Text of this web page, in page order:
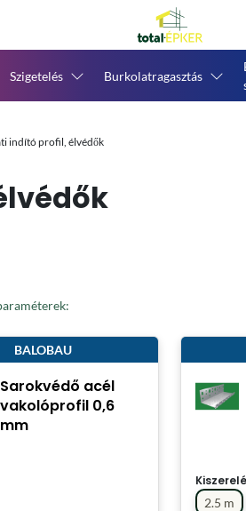
Szigetelés Burkolatragasztás
indító profil, élvédők
BALOBAU
Sarokvédő acél
vakolóprofil 0,6
mm
2.5 m